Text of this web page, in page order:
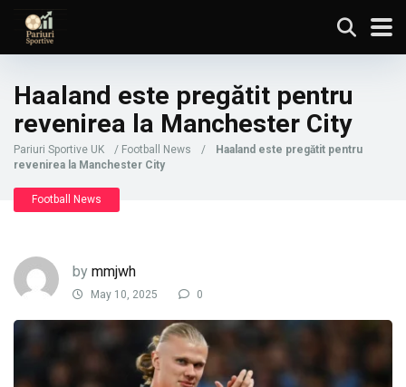
Haaland este pregătit pentru
revenirea la Manchester City
Pariuri Sportive UK / Football News /
Haaland este pregătit pentru
revenirea la Manchester City
Football News
by mmjwh
May 10, 2025 0